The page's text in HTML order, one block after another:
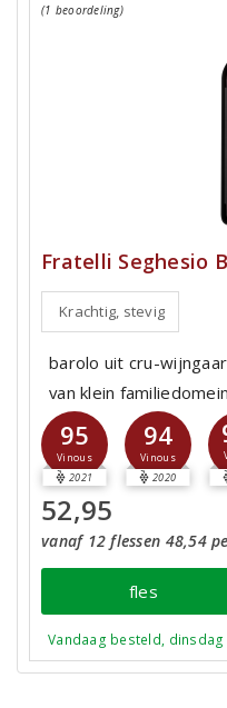
(1 beoordeling)
Fratelli Seghesio
Krachtig, stevig
barolo uit cru-
van klein familiedomein
95
Vinous
2021
94
Vinous
2020
52,95
vanaf 12 flessen 48,54
fles
Vandaag besteld, dinsdag